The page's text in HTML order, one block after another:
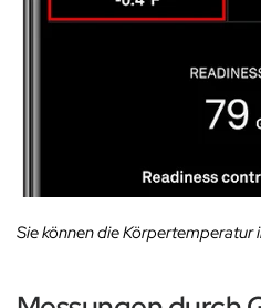
Sie können die